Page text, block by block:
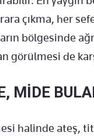
çıkma, her
bölgesinde
görülmesi de
MİDE
halinde ateş,